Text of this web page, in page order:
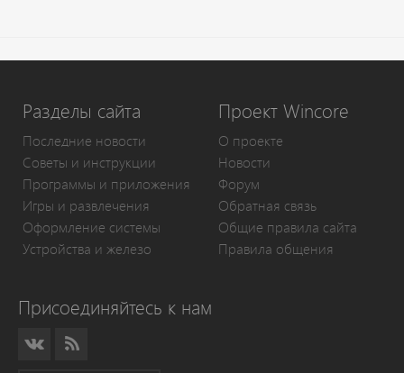
Разделы сайта
Последние новости
Советы и инструкции
Программы и приложения
Игры и развлечения
Оформление системы
Устройства и железо
Проект Wincore
О проекте
Новости
Форум
Обратная связь
Общие правила сайта
Правила общения
Присоединяйтесь к нам